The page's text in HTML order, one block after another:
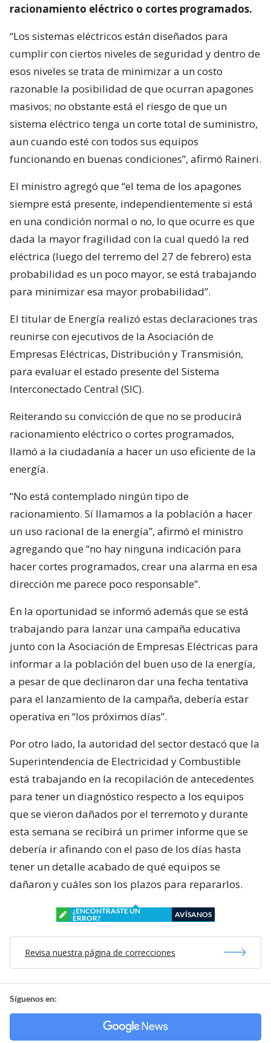
racionamiento eléctrico o cortes programados.
“Los sistemas eléctricos están diseñados para
cumplir con ciertos niveles de seguridad y dentro de
esos niveles se trata de minimizar a un costo
razonable la posibilidad de que ocurran apagones
masivos; no obstante está el riesgo de que un
sistema eléctrico tenga un corte total de suministro,
aun cuando esté con todos sus equipos
funcionando en buenas condiciones”, afirmó Raineri.
El ministro agregó que “el tema de los apagones
siempre está presente, independientemente si está
en una condición normal o no, lo que ocurre es que
dada la mayor fragilidad con la cual quedó la red
eléctrica (luego del terremo del 27 de febrero) esta
probabilidad es un poco mayor, se está trabajando
para minimizar esa mayor probabilidad”.
El titular de Energía realizó estas declaraciones tras
reunirse con ejecutivos de la Asociación de
Empresas Eléctricas, Distribución y Transmisión,
para evaluar el estado presente del Sistema
Interconectado Central (SIC).
Reiterando su convicción de que no se producirá
racionamiento eléctrico o cortes programados,
llamó a la ciudadanía a hacer un uso eficiente de la
energía.
“No está contemplado ningún tipo de
racionamiento. Sí llamamos a la población a hacer
un uso racional de la energía”, afirmó el ministro
agregando que “no hay ninguna indicación para
hacer cortes programados, crear una alarma en esa
dirección me parece poco responsable”.
En la oportunidad se informó además que se está
trabajando para lanzar una campaña educativa
junto con la Asociación de Empresas Eléctricas para
informar a la población del buen uso de la energía,
a pesar de que declinaron dar una fecha tentativa
para el lanzamiento de la campaña, debería estar
operativa en “los próximos días”.
Por otro lado, la autoridad del sector destacó que la
Superintendencia de Electricidad y Combustible
está trabajando en la recopilación de antecedentes
para tener un diagnóstico respecto a los equipos
que se vieron dañados por el terremoto y durante
esta semana se recibirá un primer informe que se
debería ir afinando con el paso de los días hasta
tener un detalle acabado de qué equipos se
dañaron y cuáles son los plazos para repararlos.
¿ENCONTRASTE UN
ERROR?
AVÍSANOS
Revisa nuestra página de correcciones
Síguenos en: